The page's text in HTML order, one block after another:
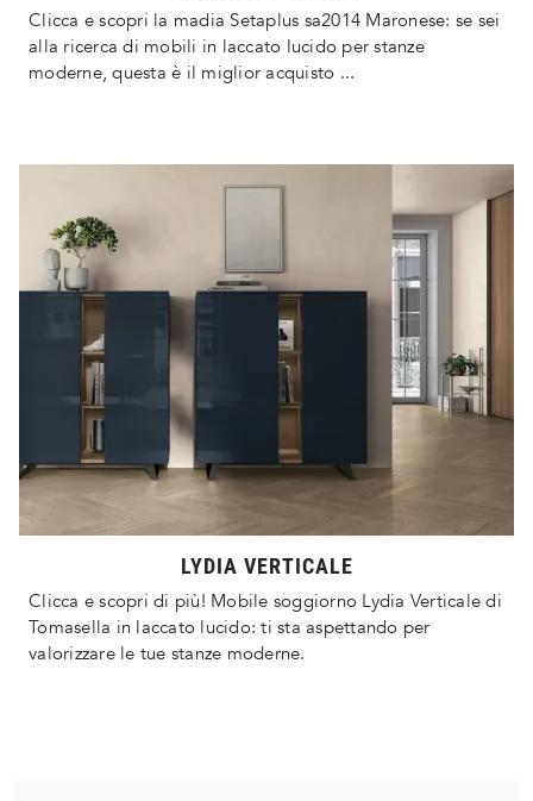
Clicca e scopri la madia Setaplus sa2014 Maronese: se sei
alla ricerca di mobili in laccato lucido per stanze
moderne, questa è il miglior acquisto ...
LYDIA VERTICALE
Clicca e scopri di più! Mobile soggiorno Lydia Verticale di
Tomasella in laccato lucido: ti sta aspettando per
valorizzare le tue stanze moderne.